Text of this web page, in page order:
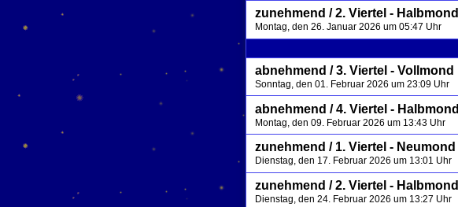
zunehmend / 2. Viertel - Halbmond
Montag, den 26. Januar 2026 um 05:47 Uhr
abnehmend / 3. Viertel - Vollmond
Sonntag, den 01. Februar 2026 um 23:09 Uhr
abnehmend / 4. Viertel - Halbmond
Montag, den 09. Februar 2026 um 13:43 Uhr
zunehmend / 1. Viertel - Neumond
Dienstag, den 17. Februar 2026 um 13:01 Uhr
zunehmend / 2. Viertel - Halbmond
Dienstag, den 24. Februar 2026 um 13:27 Uhr